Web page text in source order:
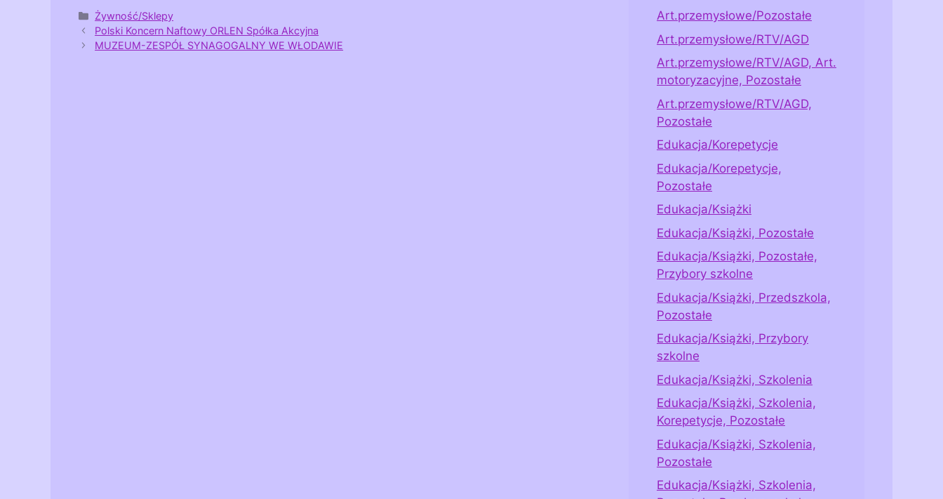
Kategorie
Żywność/Sklepy
Polski Koncern Naftowy ORLEN Spółka Akcyjna
MUZEUM-ZESPÓŁ SYNAGOGALNY WE WŁODAWIE
Art.przemysłowe/Pozostałe
Art.przemysłowe/RTV/AGD
Art.przemysłowe/RTV/AGD, Art.
motoryzacyjne, Pozostałe
Art.przemysłowe/RTV/AGD,
Pozostałe
Edukacja/Korepetycje
Edukacja/Korepetycje,
Pozostałe
Edukacja/Książki
Edukacja/Książki, Pozostałe
Edukacja/Książki, Pozostałe,
Przybory szkolne
Edukacja/Książki, Przedszkola,
Pozostałe
Edukacja/Książki, Przybory
szkolne
Edukacja/Książki, Szkolenia
Edukacja/Książki, Szkolenia,
Korepetycje, Pozostałe
Edukacja/Książki, Szkolenia,
Pozostałe
Edukacja/Książki, Szkolenia,